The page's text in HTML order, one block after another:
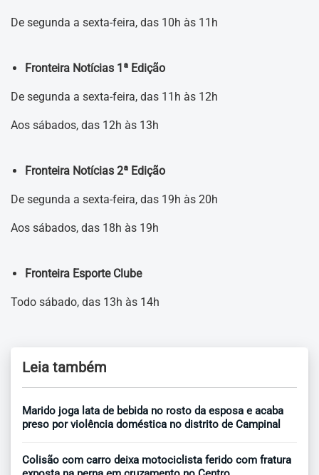
De segunda a sexta-feira, das 10h às 11h
Fronteira Notícias 1ª Edição
De segunda a sexta-feira, das 11h às 12h
Aos sábados, das 12h às 13h
Fronteira Notícias 2ª Edição
De segunda a sexta-feira, das 19h às 20h
Aos sábados, das 18h às 19h
Fronteira Esporte Clube
Todo sábado, das 13h às 14h
Leia também
Marido joga lata de bebida no rosto da esposa e acaba
preso por violência doméstica no distrito de Campinal
Colisão com carro deixa motociclista ferido com fratura